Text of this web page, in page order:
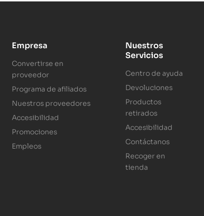
Empresa
Convertirse en
proveedor
Programa de afiliados
Nuestros proveedores
Accesibilidad
Promociones
Empleos
Nuestros
Servicios
Centro de ayuda
Devoluciones
Productos
retirados
Accesibilidad
Contáctanos
Recoger en
tienda